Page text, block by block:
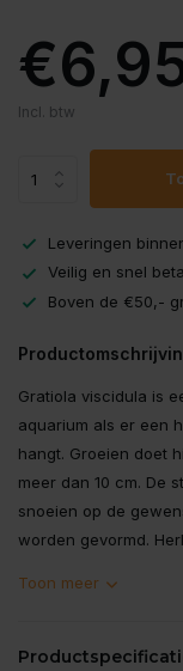
Incl. btw
Leveringen
Veilig en snel
Boven de €50,-
Gratiola viscidula is
aquarium als er een
hangt. Groeien doet
meer dan 10 cm. De
snoeien op de
worden gevormd.
Toon meer